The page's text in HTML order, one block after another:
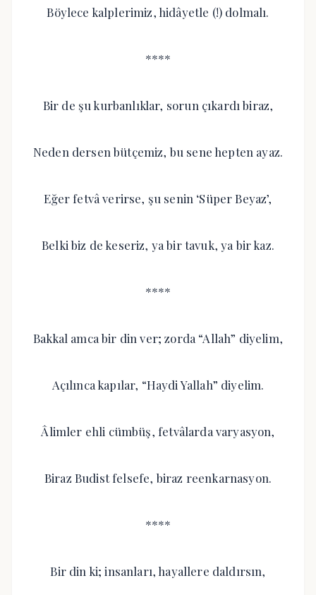
Böylece kalplerimiz, hidâyetle (!) dolmalı.
****
Bir de şu kurbanlıklar, sorun çıkardı biraz,
Neden dersen bütçemiz, bu sene hepten ayaz.
Eğer fetvâ verirse, şu senin ‘Süper Beyaz’,
Belki biz de keseriz, ya bir tavuk, ya bir kaz.
****
Bakkal amca bir din ver; zorda “Allah” diyelim,
Açılınca kapılar, “Haydi Yallah” diyelim.
Âlimler ehli cümbüş, fetvâlarda varyasyon,
Biraz Budist felsefe, biraz reenkarnasyon.
****
Bir din ki; insanları, hayallere daldırsın,